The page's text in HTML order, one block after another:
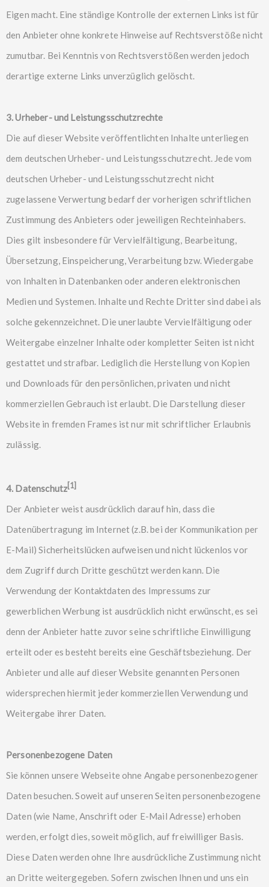
Eigen macht. Eine ständige Kontrolle der externen Links ist für
den Anbieter ohne konkrete Hinweise auf Rechtsverstöße nicht
zumutbar. Bei Kenntnis von Rechtsverstößen werden jedoch
derartige externe Links unverzüglich gelöscht.
3. Urheber- und Leistungsschutzrechte
Die auf dieser Website veröffentlichten Inhalte unterliegen
dem deutschen Urheber- und Leistungsschutzrecht. Jede vom
deutschen Urheber- und Leistungsschutzrecht nicht
zugelassene Verwertung bedarf der vorherigen schriftlichen
Zustimmung des Anbieters oder jeweiligen Rechteinhabers.
Dies gilt insbesondere für Vervielfältigung, Bearbeitung,
Übersetzung, Einspeicherung, Verarbeitung bzw. Wiedergabe
von Inhalten in Datenbanken oder anderen elektronischen
Medien und Systemen. Inhalte und Rechte Dritter sind dabei als
solche gekennzeichnet. Die unerlaubte Vervielfältigung oder
Weitergabe einzelner Inhalte oder kompletter Seiten ist nicht
gestattet und strafbar. Lediglich die Herstellung von Kopien
und Downloads für den persönlichen, privaten und nicht
kommerziellen Gebrauch ist erlaubt. Die Darstellung dieser
Website in fremden Frames ist nur mit schriftlicher Erlaubnis
zulässig.
4. Datenschutz[1]
Der Anbieter weist ausdrücklich darauf hin, dass die
Datenübertragung im Internet (z.B. bei der Kommunikation per
E-Mail) Sicherheitslücken aufweisen und nicht lückenlos vor
dem Zugriff durch Dritte geschützt werden kann. Die
Verwendung der Kontaktdaten des Impressums zur
gewerblichen Werbung ist ausdrücklich nicht erwünscht, es sei
denn der Anbieter hatte zuvor seine schriftliche Einwilligung
erteilt oder es besteht bereits eine Geschäftsbeziehung. Der
Anbieter und alle auf dieser Website genannten Personen
widersprechen hiermit jeder kommerziellen Verwendung und
Weitergabe ihrer Daten.
Personenbezogene Daten
Sie können unsere Webseite ohne Angabe personenbezogener
Daten besuchen. Soweit auf unseren Seiten personenbezogene
Daten (wie Name, Anschrift oder E-Mail Adresse) erhoben
werden, erfolgt dies, soweit möglich, auf freiwilliger Basis.
Diese Daten werden ohne Ihre ausdrückliche Zustimmung nicht
an Dritte weitergegeben. Sofern zwischen Ihnen und uns ein